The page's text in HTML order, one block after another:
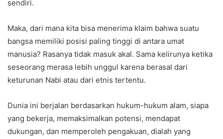
sendiri.
Maka, dari mana kita bisa menerima klaim bahwa suatu
bangsa memiliki posisi paling tinggi di antara umat
manusia? Rasanya tidak masuk akal. Sama kelirunya ketika
seseorang merasa lebih unggul karena berasal dari
keturunan Nabi atau dari etnis tertentu.
Dunia ini berjalan berdasarkan hukum-hukum alam, siapa
yang bekerja, memaksimalkan potensi, mendapat
dukungan, dan memperoleh pengakuan, dialah yang